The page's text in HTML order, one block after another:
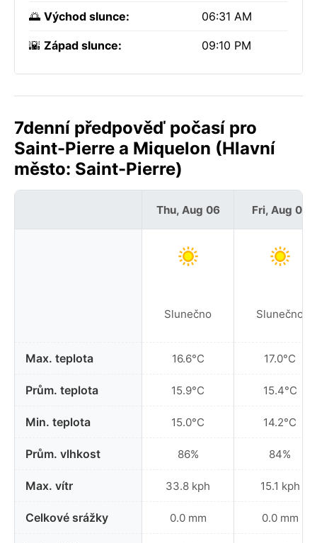
🌅 Východ slunce: 06:31 AM
🌇 Západ slunce: 09:10 PM
7denní předpověď počasí pro
Saint-Pierre a Miquelon (Hlavní
město: Saint-Pierre)
Max. teplota
Prům. teplota
Min. teplota
Prům. vlhkost
Max. vítr
Celkové srážky
Thu, Aug 06
Slunečno
16.6°C
15.9°C
15.0°C
86%
33.8 kph
0.0 mm
Fri, Aug 07
Slunečno
17.0°C
15.4°C
14.2°C
84%
15.1 kph
0.0 mm